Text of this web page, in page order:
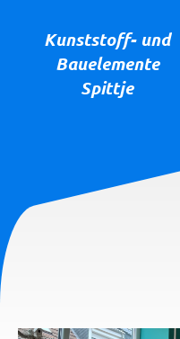
Kunststoff- und
Bauelemente
Spittje